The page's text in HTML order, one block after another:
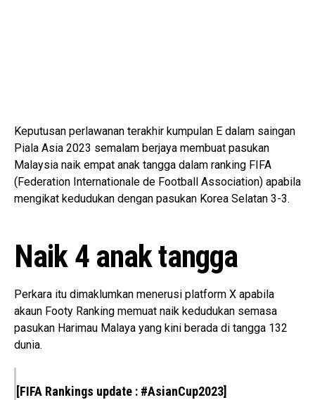
Keputusan perlawanan terakhir kumpulan E dalam saingan
Piala Asia 2023 semalam berjaya membuat pasukan
Malaysia naik empat anak tangga dalam ranking FIFA
(Federation Internationale de Football Association) apabila
mengikat kedudukan dengan pasukan Korea Selatan 3-3.
Naik 4 anak tangga
Perkara itu dimaklumkan menerusi platform X apabila
akaun Footy Ranking memuat naik kedudukan semasa
pasukan Harimau Malaya yang kini berada di tangga 132
dunia.
[FIFA Rankings update : #AsianCup2023]